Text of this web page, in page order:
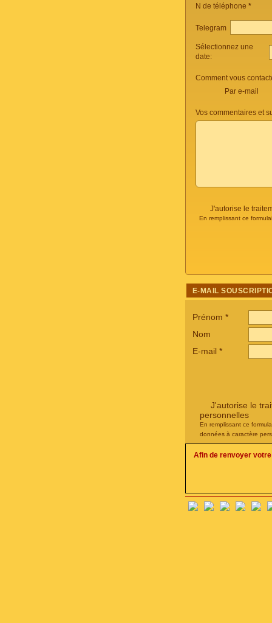
N de téléphone *
Telegram
Sélectionnez une
date:
Comment vous
Par e-mail
Vos commentaires et
J'autorise le
En remplissant ce
E-MAIL
Prénom *
Nom
E-mail *
J'autorise le
personnelles
En remplissant ce
données à caractère
Afin de renvoyer